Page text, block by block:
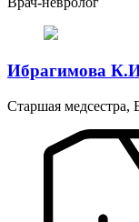
Ибрагимова
Старшая медсестра,